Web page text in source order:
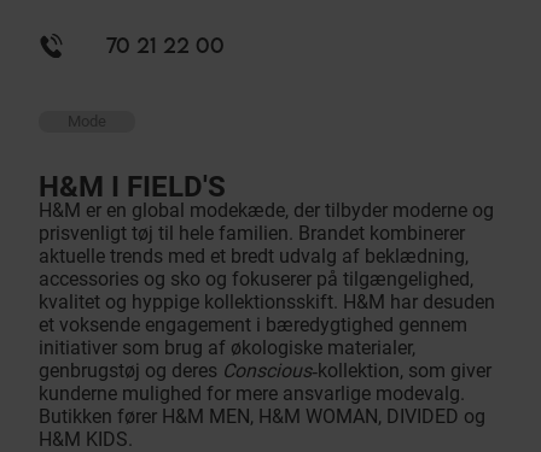
70 21 22 00
Mode
H&M I FIELD'S
H&M er en global modekæde, der tilbyder moderne og
prisvenligt tøj til hele familien. Brandet kombinerer
aktuelle trends med et bredt udvalg af beklædning,
accessories og sko og fokuserer på tilgængelighed,
kvalitet og hyppige kollektionsskift. H&M har desuden
et voksende engagement i bæredygtighed gennem
initiativer som brug af økologiske materialer,
genbrugstøj og deres Conscious‑kollektion, som giver
kunderne mulighed for mere ansvarlige modevalg.
Butikken fører H&M MEN, H&M WOMAN, DIVIDED og
H&M KIDS.